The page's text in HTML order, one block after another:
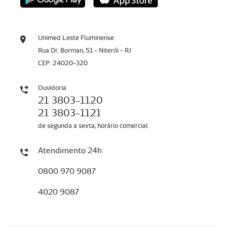
Unimed Leste Fluminense
Rua Dr. Borman, 51 - Niterói - RJ
CEP: 24020-320
Ouvidoria
21 3803-1120
21 3803-1121
de segunda a sexta, horário comercial
Atendimento 24h
0800 970 9087
4020 9087